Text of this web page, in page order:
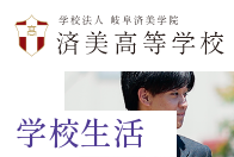
学校生活